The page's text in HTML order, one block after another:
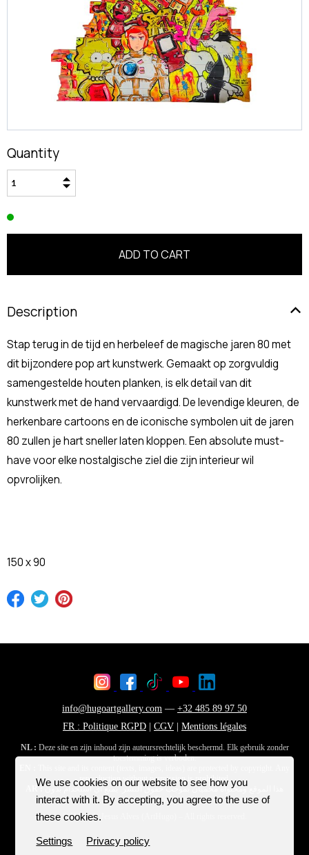
Quantity
Description
Stap terug in de tijd en herbeleef de magische jaren 80 met
dit bijzondere pop art kunstwerk. Gemaakt op zorgvuldig
samengestelde houten planken, is elk detail van dit
kunstwerk met de hand vervaardigd. De levendige kleuren, de
herkenbare cartoons en de iconische symbolen uit de jaren
80 zullen je hart sneller laten kloppen. Een absolute must-
have voor elke nostalgische ziel die zijn interieur wil
opvrolijken.
150 x 90
We use cookies on our website to see how you
interact with it. By accepting, you agree to the use of
these cookies.
Settings Privacy policy